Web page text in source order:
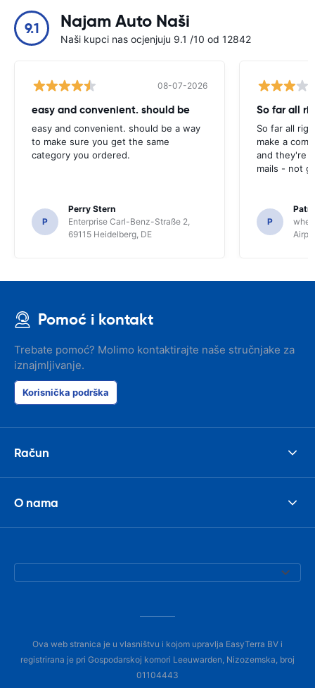
9.1 Najam Auto Naši
Naši kupci nas ocjenjuju 9.1 /10 od 12842
08-07-2026
easy and convenient. should be
easy and convenient. should be a way
to make sure you get the same
category you ordered.
P
Perry Stern
Enterprise Carl-Benz-Straße 2,
69115 Heidelberg, DE
So far all
So far all
make a
and they're
mails - not
P
Pomoć i kontakt
Trebate pomoć? Molimo kontaktirajte naše stručnjake za
iznajmljivanje.
Korisnička podrška
Račun
O nama
Ova web stranica je u vlasništvu i kojom upravlja EasyTerra BV i
registrirana je pri Gospodarskoj komori Leeuwarden, Nizozemska, broj
01104443